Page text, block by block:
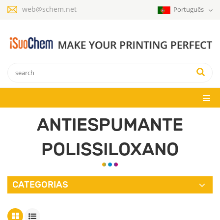
web@schem.net Português
ANTIESPUMANTE
POLISSILOXANO
CATEGORIAS